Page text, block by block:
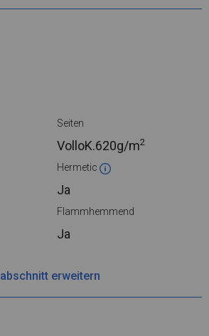
Seiten
VolloK.620g/m2
Hermetic
Ja
Flammhemmend
Ja
abschnitt erweitern